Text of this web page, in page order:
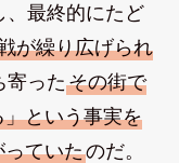
、最終的にたど
が繰り広げられ
寄ったその街で
という事実を
っていたのだ。